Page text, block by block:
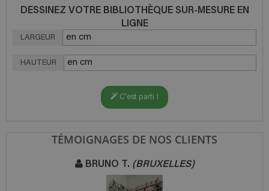
DESSINEZ VOTRE BIBLIOTHÈQUE SUR-MESURE EN
LIGNE
LARGEUR
HAUTEUR
C'est parti !
TÉMOIGNAGES DE NOS CLIENTS
BRUNO T. (BRUXELLES)